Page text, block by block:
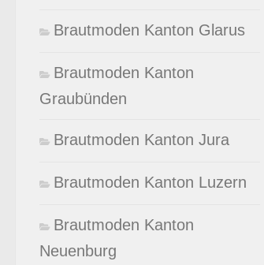
Brautmoden Kanton Glarus
Brautmoden Kanton
Graubünden
Brautmoden Kanton Jura
Brautmoden Kanton Luzern
Brautmoden Kanton
Neuenburg